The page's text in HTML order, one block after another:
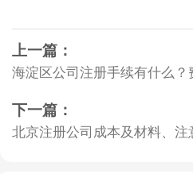
上一篇：
海淀区公司注册手续有什么？
下一篇：
北京注册公司成本及材料、注